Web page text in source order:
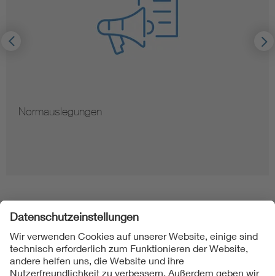
Normauslegungen
Folgen Sie uns